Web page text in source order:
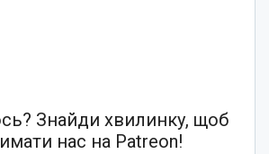
Знайди хвилинку, щоб
нас на Patreon!